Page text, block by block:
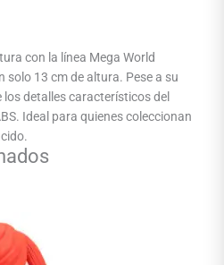
con la línea Mega World
solo 13 cm de altura. Pese a su
detalles característicos del
Ideal para quienes coleccionan